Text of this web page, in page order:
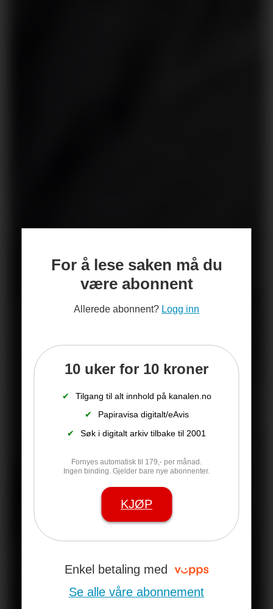
For å lese saken må du
være abonnent
Allerede abonnent? Logg inn
10 uker for 10 kroner
✔
Tilgang til alt innhold på kanalen.no
✔
Papiravisa digitalt/eAvis
✔
Søk i digitalt arkiv tilbake til 2001
Fornyes automatisk til 179,- per månad.
Ingen binding. Gjelder bare nye abonnenter.
KJØP
Enkel betaling med
Se alle våre abonnement